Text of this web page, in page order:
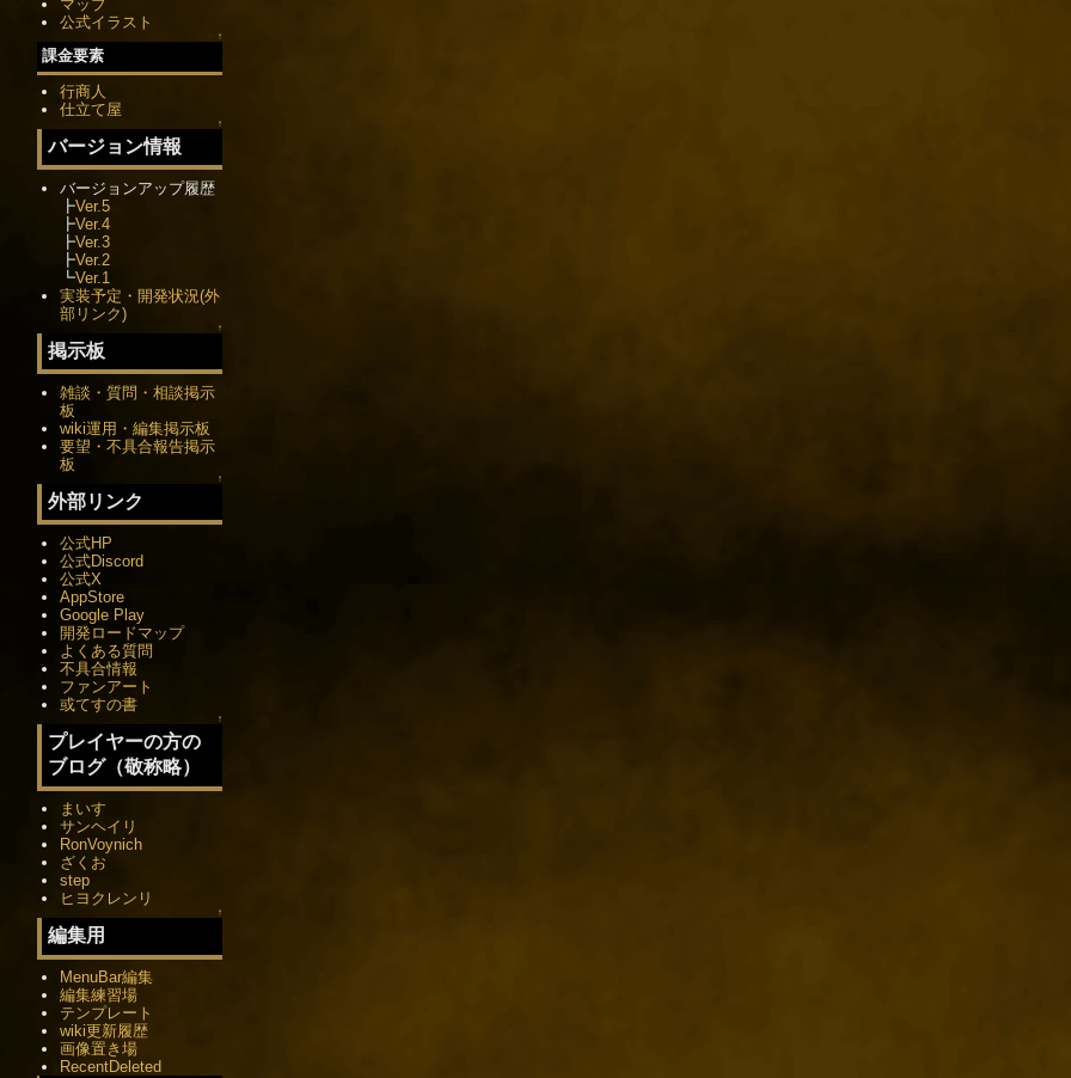
マップ
公式イラスト
↑
課金要素
行商人
仕立て屋
↑
バージョン情報
バージョンアップ履歴
┣Ver.5
┣Ver.4
┣Ver.3
┣Ver.2
┗Ver.1
実装予定・開発状況(外
部リンク)
↑
掲示板
雑談・質問・相談掲示
板
wiki運用・編集掲示板
要望・不具合報告掲示
板
↑
外部リンク
公式HP
公式Discord
公式X
AppStore
Google Play
開発ロードマップ
よくある質問
不具合情報
ファンアート
或てすの書
↑
プレイヤーの方の
ブログ（敬称略）
まいす
サンヘイリ
RonVoynich
ざくお
step
ヒヨクレンリ
↑
編集用
MenuBar編集
編集練習場
テンプレート
wiki更新履歴
画像置き場
RecentDeleted